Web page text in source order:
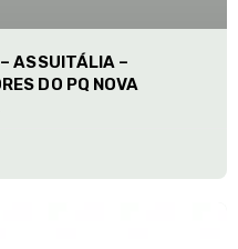
ASSUITÁLIA –
DO PQ NOVA